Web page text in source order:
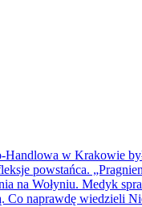
Handlowa w Krakowie
powstańca.
na Wołyniu. Medyk
Co naprawdę wiedzieli